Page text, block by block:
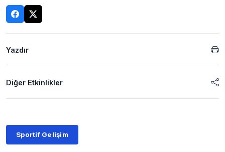
Yazdır
Diğer Etkinlikler
Sportif Gelişim